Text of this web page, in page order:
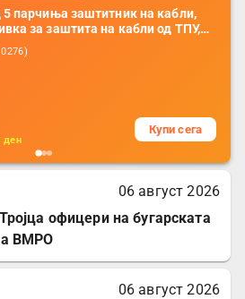
5 парчиња заштитник на кабли,
за заштита на кабли од ТПУ,
за заштита на кабли, без
за мобилни телефони, комплет
)
ден
Купи сега
06 август 2026
офицери на бугарската
ВМРО
06 август 2026